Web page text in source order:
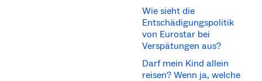
Wie sieht die
Entschädigungspolitik
von Eurostar bei
Verspätungen aus?
Darf mein Kind allein
reisen? Wenn ja, welche